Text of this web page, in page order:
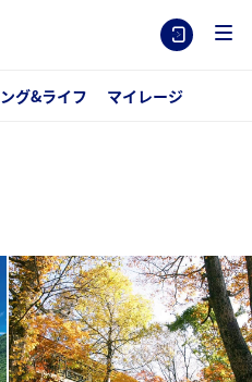
グ&ライフ マイレージ